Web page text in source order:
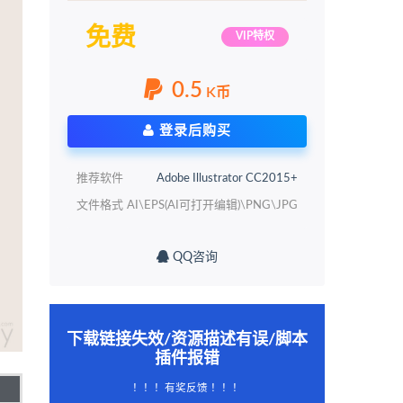
免费 VIP特权
0.5 K币
登录后购买
推荐软件 Adobe Illustrator CC2015+
文件格式 AI\EPS(AI可打开编辑)\PNG\JPG
QQ咨询
下载链接失效/资源描述有误/脚本
插件报错
！！！有奖反馈 ！！！